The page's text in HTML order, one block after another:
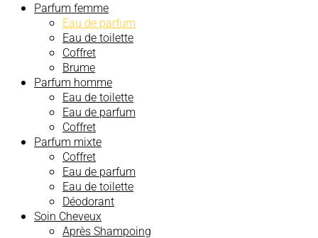
Parfum femme
Eau de parfum
Eau de toilette
Coffret
Brume
Parfum homme
Eau de toilette
Eau de parfum
Coffret
Parfum mixte
Coffret
Eau de parfum
Eau de toilette
Déodorant
Soin Cheveux
Après Shampoing